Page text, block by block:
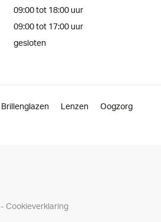
09:00 tot 18:00 uur
09:00 tot 17:00 uur
gesloten
Brillenglazen Lenzen
Oogzorg
- Cookieverklaring